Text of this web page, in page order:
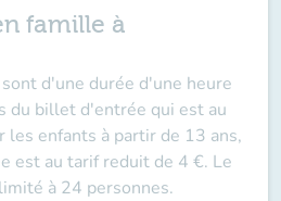
famille à
d'une durée d'une heure
du billet d'entrée qui est au
les enfants à partir de 13 ans,
est au tarif reduit de 4 €. Le
à 24 personnes.